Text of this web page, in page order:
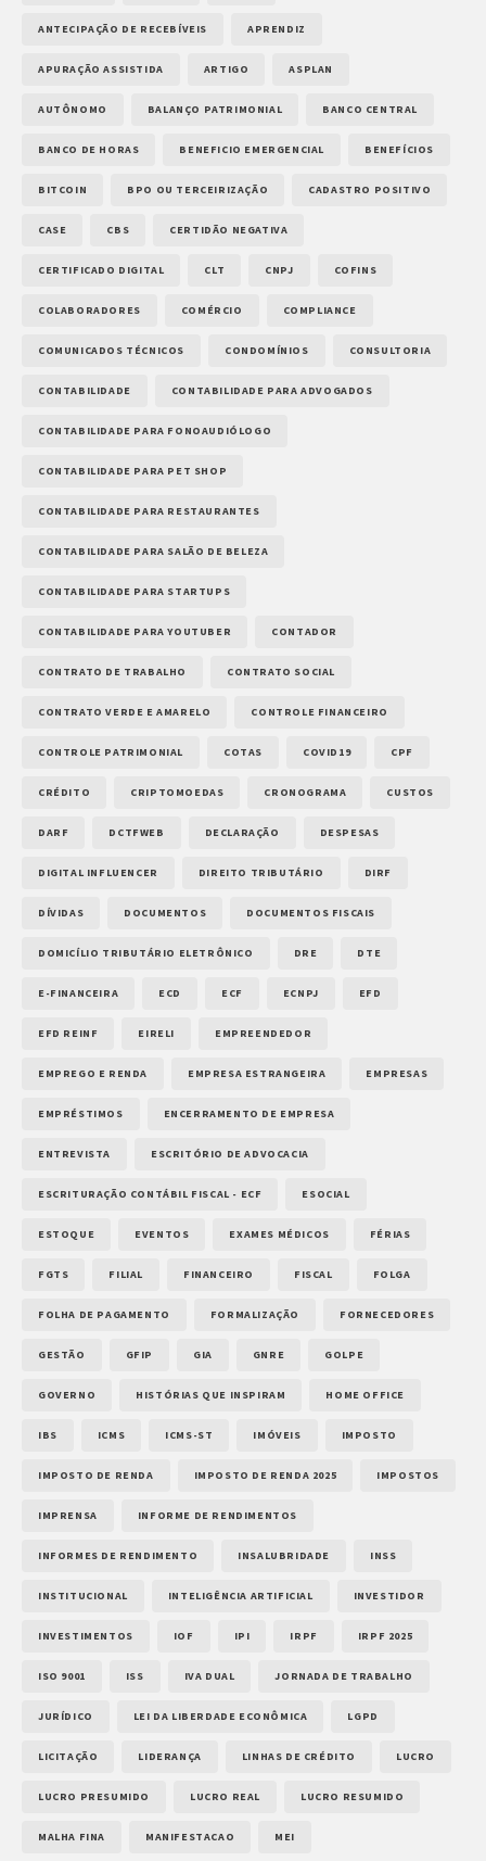
ANTECIPAÇÃO DE RECEBÍVEIS APRENDIZ
APURAÇÃO ASSISTIDA ARTIGO ASPLAN
AUTÔNOMO BALANÇO PATRIMONIAL BANCO CENTRAL
BANCO DE HORAS BENEFICIO EMERGENCIAL BENEFÍCIOS
BITCOIN BPO OU TERCEIRIZAÇÃO CADASTRO POSITIVO
CASE CBS CERTIDÃO NEGATIVA
CERTIFICADO DIGITAL CLT CNPJ COFINS
COLABORADORES COMÉRCIO COMPLIANCE
COMUNICADOS TÉCNICOS CONDOMÍNIOS CONSULTORIA
CONTABILIDADE CONTABILIDADE PARA ADVOGADOS
CONTABILIDADE PARA FONOAUDIÓLOGO
CONTABILIDADE PARA PET SHOP
CONTABILIDADE PARA RESTAURANTES
CONTABILIDADE PARA SALÃO DE BELEZA
CONTABILIDADE PARA STARTUPS
CONTABILIDADE PARA YOUTUBER CONTADOR
CONTRATO DE TRABALHO CONTRATO SOCIAL
CONTRATO VERDE E AMARELO CONTROLE FINANCEIRO
CONTROLE PATRIMONIAL COTAS COVID19 CPF
CRÉDITO CRIPTOMOEDAS CRONOGRAMA CUSTOS
DARF DCTFWEB DECLARAÇÃO DESPESAS
DIGITAL INFLUENCER DIREITO TRIBUTÁRIO DIRF
DÍVIDAS DOCUMENTOS DOCUMENTOS FISCAIS
DOMICÍLIO TRIBUTÁRIO ELETRÔNICO DRE DTE
E-FINANCEIRA ECD ECF ECNPJ EFD
EFD REINF EIRELI EMPREENDEDOR
EMPREGO E RENDA EMPRESA ESTRANGEIRA EMPRESAS
EMPRÉSTIMOS ENCERRAMENTO DE EMPRESA
ENTREVISTA ESCRITÓRIO DE ADVOCACIA
ESCRITURAÇÃO CONTÁBIL FISCAL - ECF ESOCIAL
ESTOQUE EVENTOS EXAMES MÉDICOS FÉRIAS
FGTS FILIAL FINANCEIRO FISCAL FOLGA
FOLHA DE PAGAMENTO FORMALIZAÇÃO FORNECEDORES
GESTÃO GFIP GIA GNRE GOLPE
GOVERNO HISTÓRIAS QUE INSPIRAM HOME OFFICE
IBS ICMS ICMS-ST IMÓVEIS IMPOSTO
IMPOSTO DE RENDA IMPOSTO DE RENDA 2025 IMPOSTOS
IMPRENSA INFORME DE RENDIMENTOS
INFORMES DE RENDIMENTO INSALUBRIDADE INSS
INSTITUCIONAL INTELIGÊNCIA ARTIFICIAL INVESTIDOR
INVESTIMENTOS IOF IPI IRPF IRPF 2025
ISO 9001 ISS IVA DUAL JORNADA DE TRABALHO
JURÍDICO LEI DA LIBERDADE ECONÔMICA LGPD
LICITAÇÃO LIDERANÇA LINHAS DE CRÉDITO LUCRO
LUCRO PRESUMIDO LUCRO REAL LUCRO RESUMIDO
MALHA FINA MANIFESTACAO MEI